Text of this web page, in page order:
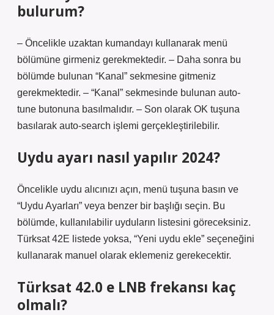
bulurum?
– Öncelikle uzaktan kumandayı kullanarak menü
bölümüne girmeniz gerekmektedir. – Daha sonra bu
bölümde bulunan “Kanal” sekmesine gitmeniz
gerekmektedir. – “Kanal” sekmesinde bulunan auto-
tune butonuna basılmalıdır. – Son olarak OK tuşuna
basılarak auto-search işlemi gerçekleştirilebilir.
Uydu ayarı nasıl yapılır 2024?
Öncelikle uydu alıcınızı açın, menü tuşuna basın ve
“Uydu Ayarları” veya benzer bir başlığı seçin. Bu
bölümde, kullanılabilir uyduların listesini göreceksiniz.
Türksat 42E listede yoksa, “Yeni uydu ekle” seçeneğini
kullanarak manuel olarak eklemeniz gerekecektir.
Türksat 42.0 e LNB frekansı kaç
olmalı?